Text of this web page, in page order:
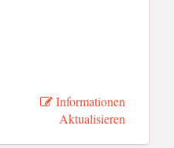
Informationen
Aktualisieren